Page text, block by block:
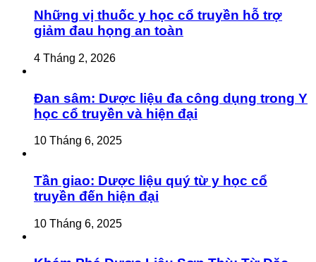
Những vị thuốc y học cổ truyền hỗ trợ
giảm đau họng an toàn
4 Tháng 2, 2026
Đan sâm: Dược liệu đa công dụng trong Y
học cổ truyền và hiện đại
10 Tháng 6, 2025
Tần giao: Dược liệu quý từ y học cổ
truyền đến hiện đại
10 Tháng 6, 2025